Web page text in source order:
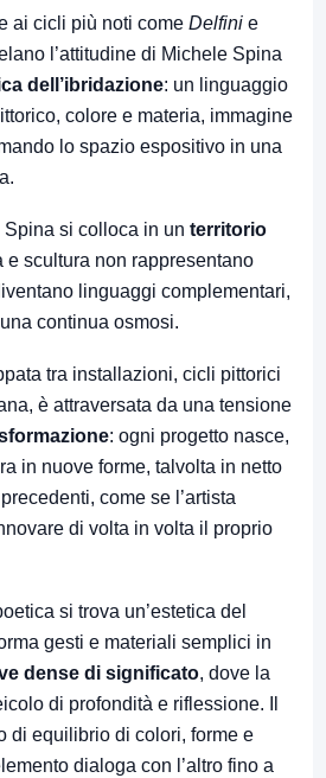
ai cicli più noti come Delfini e
l’attitudine di Michele Spina
dell’ibridazione: un linguaggio
colore e materia, immagine
lo spazio espositivo in una
Spina si colloca in un territorio
e scultura non rappresentano
linguaggi complementari,
continua osmosi.
tra installazioni, cicli pittorici
è attraversata da una tensione
: ogni progetto nasce,
in nuove forme, talvolta in netto
come se l’artista
di volta in volta il proprio
si trova un’estetica del
gesti e materiali semplici in
dense di significato, dove la
di profondità e riflessione. Il
di equilibrio di colori, forme e
dialoga con l’altro fino a